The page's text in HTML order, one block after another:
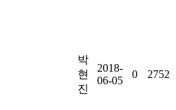
박
현
진
2018-
06-05
0 2752